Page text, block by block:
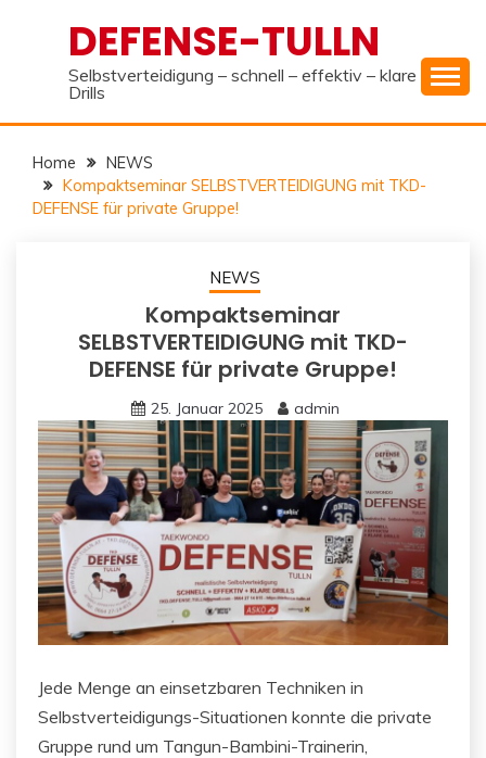
DEFENSE-TULLN
Selbstverteidigung – schnell – effektiv – klare
Drills
Home
NEWS
Kompaktseminar SELBSTVERTEIDIGUNG mit TKD-
DEFENSE für private Gruppe!
NEWS
Kompaktseminar
SELBSTVERTEIDIGUNG mit TKD-
DEFENSE für private Gruppe!
25. Januar 2025 admin
Jede Menge an einsetzbaren Techniken in
Selbstverteidigungs-Situationen konnte die private
Gruppe rund um Tangun-Bambini-Trainerin,